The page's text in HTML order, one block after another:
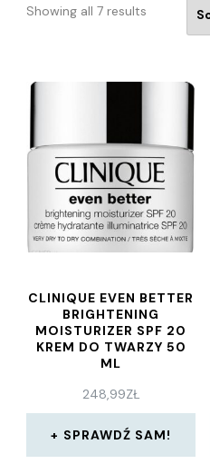
Showing all 7 results
CLINIQUE EVEN BETTER
BRIGHTENING
MOISTURIZER SPF 20
KREM DO TWARZY 50
ML
248,99ZŁ
SPRAWDŹ SAM!